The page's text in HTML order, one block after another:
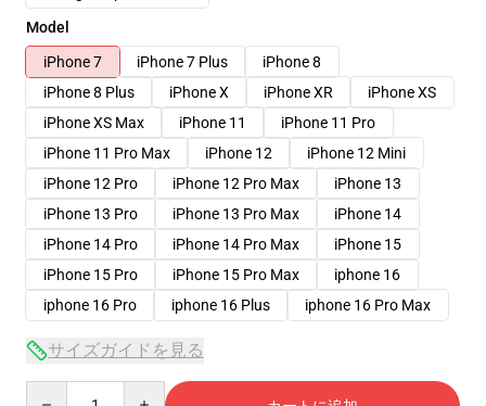
Model
iPhone 7
iPhone 7 Plus
iPhone 8
iPhone 8 Plus
iPhone X iPhone XR
iPhone XS
iPhone XS Max
iPhone 11
iPhone 11 Pro
iPhone 11 Pro Max
iPhone 12
iPhone 12 Mini
iPhone 12 Pro
iPhone 12 Pro Max
iPhone 13
iPhone 13 Pro
iPhone 13 Pro Max
iPhone 14
iPhone 14 Pro
iPhone 14 Pro Max
iPhone 15
iPhone 15 Pro
iPhone 15 Pro Max
iphone 16
iphone 16 Pro
iphone 16 Plus iphone 16 Pro Max
サイズガイドを見る